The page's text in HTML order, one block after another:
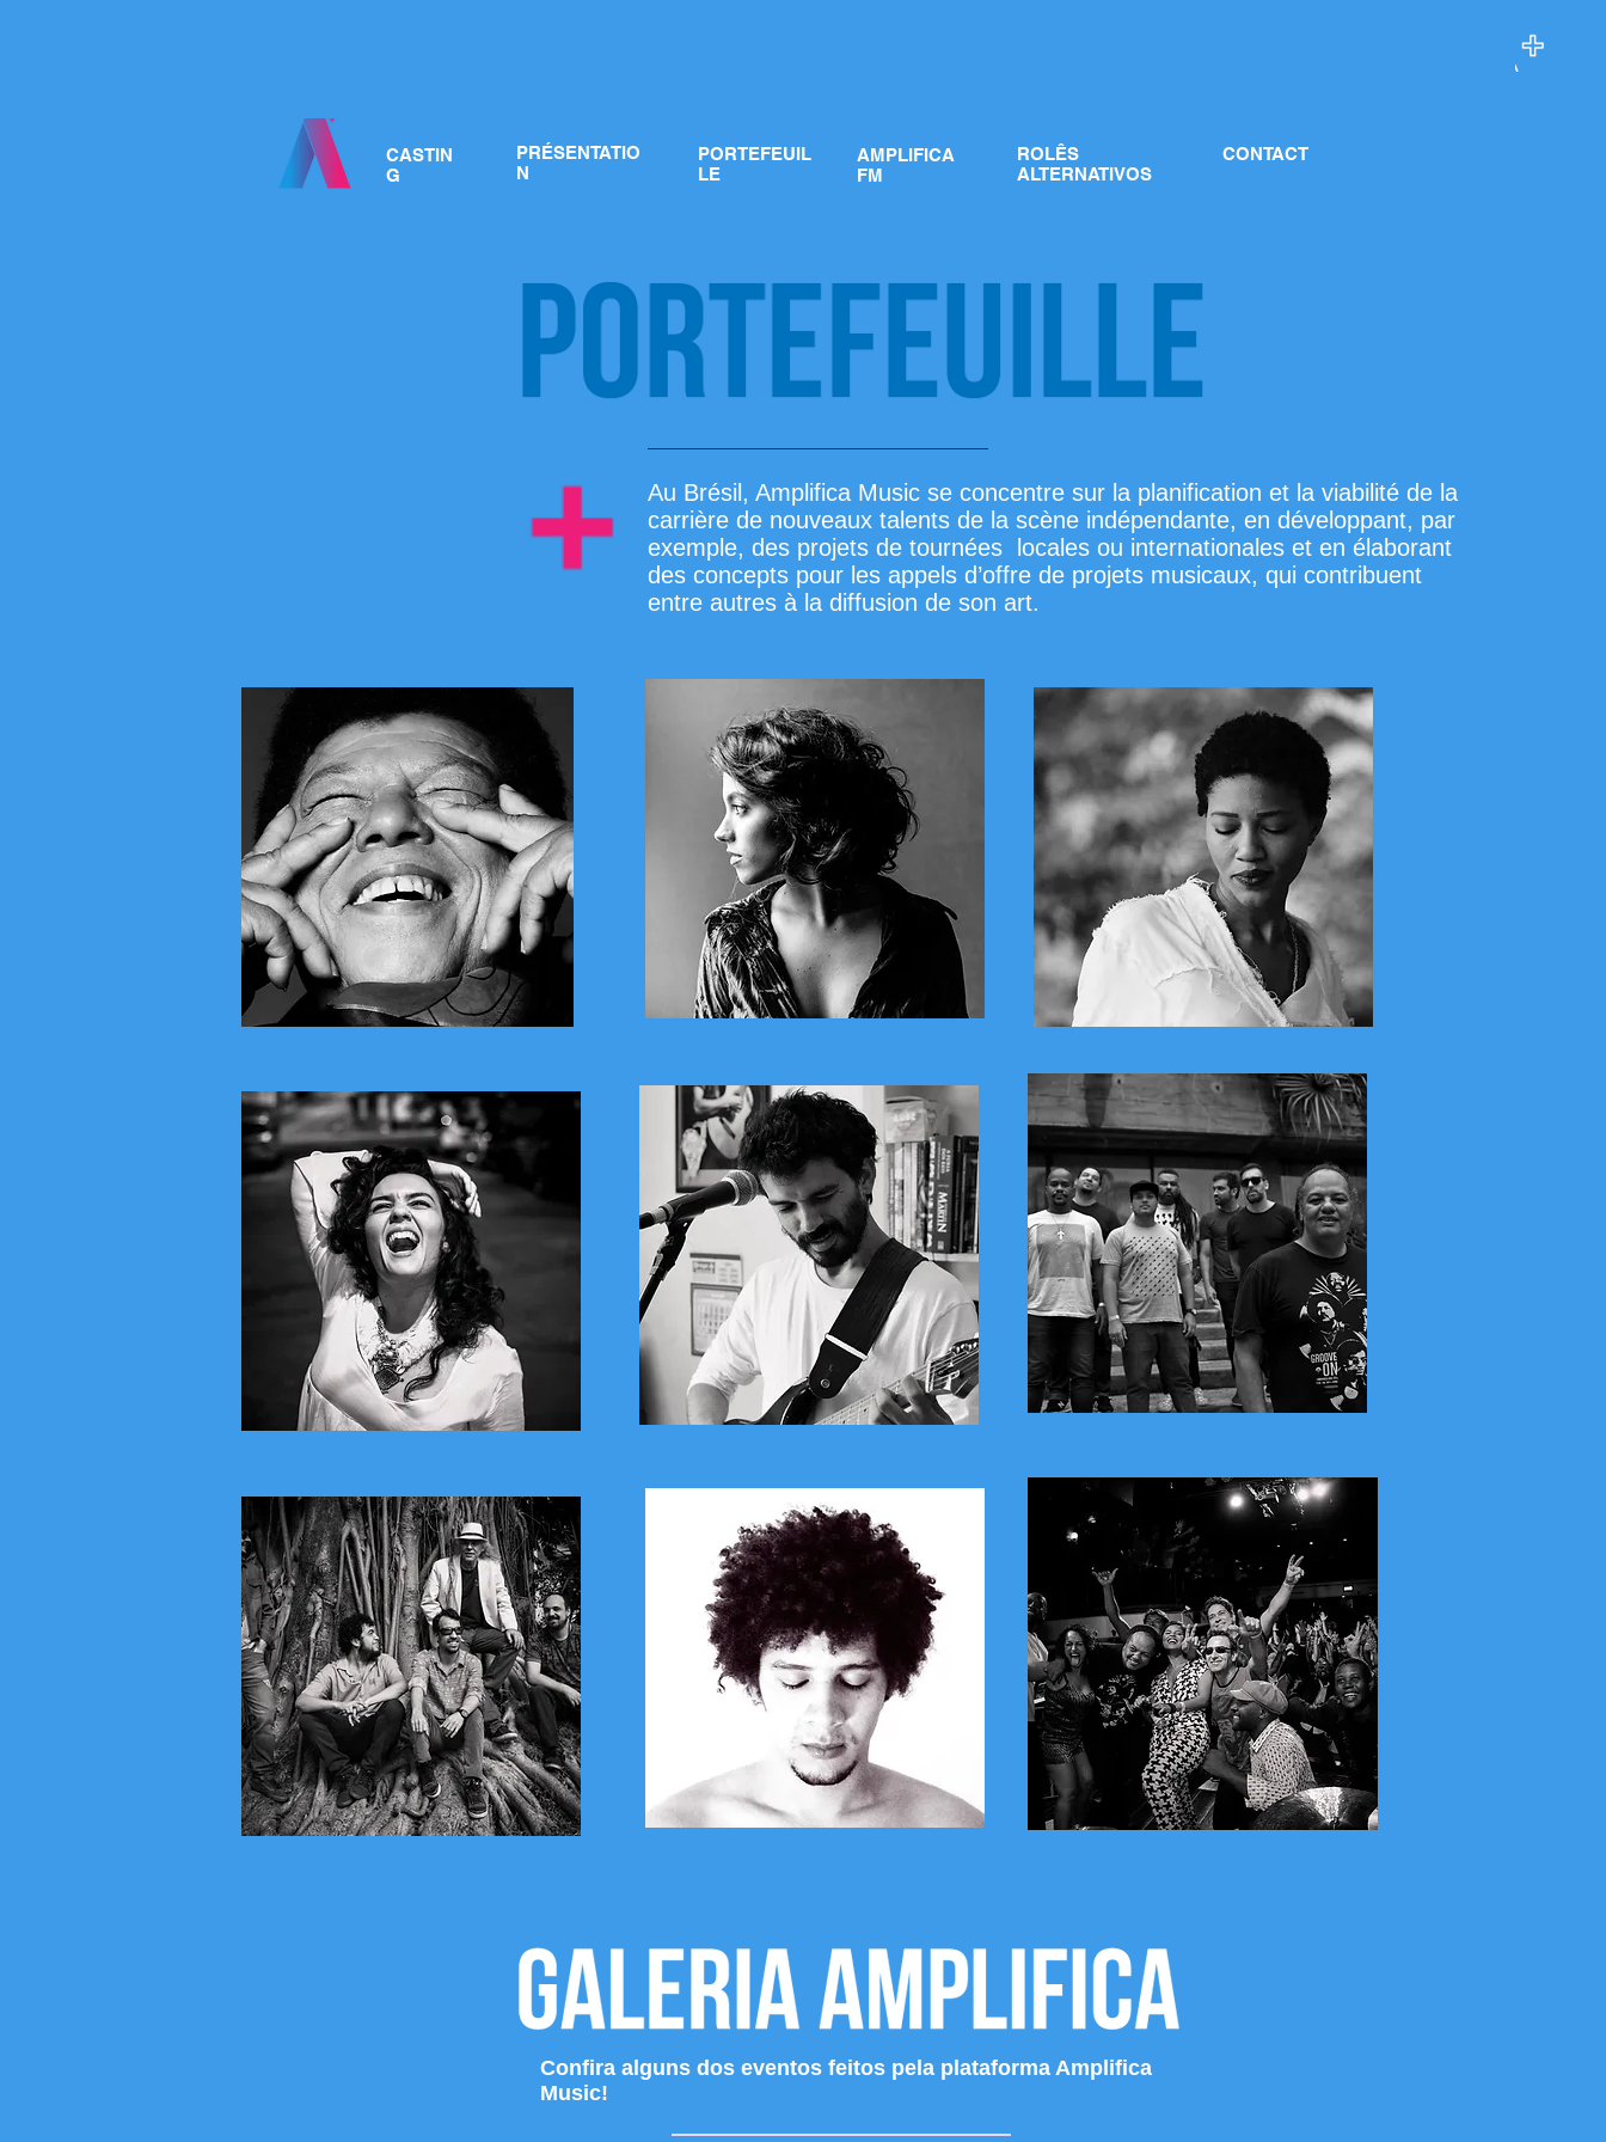
CASTIN
G
PRÉSENTATIO
N
PORTEFEUIL
LE
AMPLIFICA
FM
ROLÊS
ALTERNATIVOS
CONTACT
Au Brésil, Amplifica Music se concentre sur la planification et la viabilité de la
carrière de nouveaux talents de la scène indépendante, en développant, par
exemple, des projets de tournées locales ou internationales et en élaborant
des concepts pour les appels d’offre de projets musicaux, qui contribuent
entre autres à la diffusion de son art.
Confira alguns dos eventos feitos pela plataforma Amplifica
Music!